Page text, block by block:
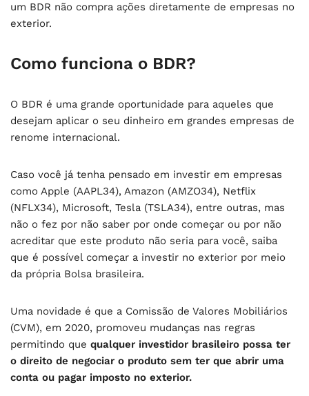
um BDR não compra ações diretamente de empresas no
exterior.
Como funciona o BDR?
O BDR é uma grande oportunidade para aqueles que
desejam aplicar o seu dinheiro em grandes empresas de
renome internacional.
Caso você já tenha pensado em investir em empresas
como Apple (AAPL34), Amazon (AMZO34), Netflix
(NFLX34), Microsoft, Tesla (TSLA34), entre outras, mas
não o fez por não saber por onde começar ou por não
acreditar que este produto não seria para você, saiba
que é possível começar a investir no exterior por meio
da própria Bolsa brasileira.
Uma novidade é que a Comissão de Valores Mobiliários
(CVM), em 2020, promoveu mudanças nas regras
permitindo que qualquer investidor brasileiro possa ter
o direito de negociar o produto sem ter que abrir uma
conta ou pagar imposto no exterior.